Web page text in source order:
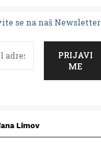
e se na naš Newsletter
Limov